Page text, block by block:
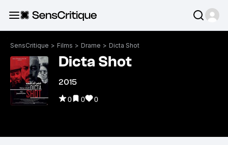
SensCritique > Films > Drame > Dicta Shot
Dicta Shot
2015
0 0 0